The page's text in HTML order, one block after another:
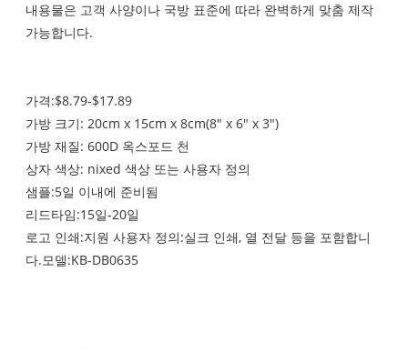
내용물은 고객 사양이나 국방 표준에 따라 완벽하게 맞춤 제작
가능합니다.
가격:$8.79-$17.89
가방 크기: 20cm x 15cm x 8cm(8" x 6" x 3")
가방 재질: 600D 옥스포드 천
상자 색상: nixed 색상 또는 사용자 정의
샘플:5일 이내에 준비됨
리드타임:15일-20일
로고 인쇄:지원 사용자 정의:실크 인쇄, 열 전달 등을 포함합니
다.모델:KB-DB0635